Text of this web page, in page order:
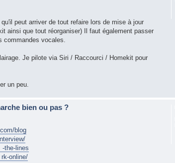
peut arriver de tout refaire lors de mise à jour
ainsi que tout réorganiser) Il faut également passer
commandes vocales.
Je pilote via Siri / Raccourci / Homekit pour
un peu.
bien ou pas ?
blog
the-lines
online/